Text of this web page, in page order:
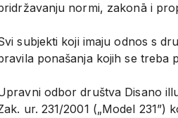
normi, zakonā i
subjekti koji imaju odnos s
ponašanja kojih se treba
odbor društva Disano
ur. 231/2001 („Model